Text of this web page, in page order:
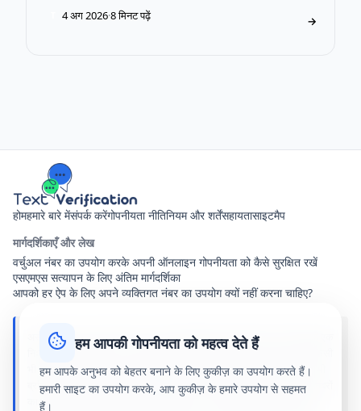
4 अग 2026·8 मिनट पढ़ें →
होमहमारे बारे मेंसंपर्क करेंगोपनीयता नीतिनियम और शर्तेंसहायतासाइटमैप
मार्गदर्शिकाएँ और लेख
वर्चुअल नंबर का उपयोग करके अपनी ऑनलाइन गोपनीयता को कैसे सुरक्षित रखें
एसएमएस सत्यापन के लिए अंतिम मार्गदर्शिका
आपको हर ऐप के लिए अपने व्यक्तिगत नंबर का उपयोग क्यों नहीं करना चाहिए?
अस्वीकरण: text-verification.net साझा वर्चुअल फोन नंबर प्रदान करने वाली एक
निःशुल्क ऑनलाइन सेवा है। प्राप्त सभी एसएमएस संदेश इस साइट पर आने वाले किसी
भी व्यक्ति को सार्वजनिक रूप से दिखाई देते हैं। हम इस साइट पर उल्लिखित किसी भी
ब्रांड, एप्लिकेशन या सेवाओं से जुड़े, प्रायोजित या संबद्ध नहीं हैं। हमारे सार्वजनिक नंबरों
का उपयोग पूरी तरह से आपके अपने जोखिम पर है। हम अपनी सेवाओं के उपयोग से
हम आपकी गोपनीयता को महत्व देते हैं
हम आपके अनुभव को बेहतर बनाने के लिए कुकीज़ का उपयोग करते हैं।
हमारी साइट का उपयोग करके, आप कुकीज़ के हमारे उपयोग से सहमत
हैं।